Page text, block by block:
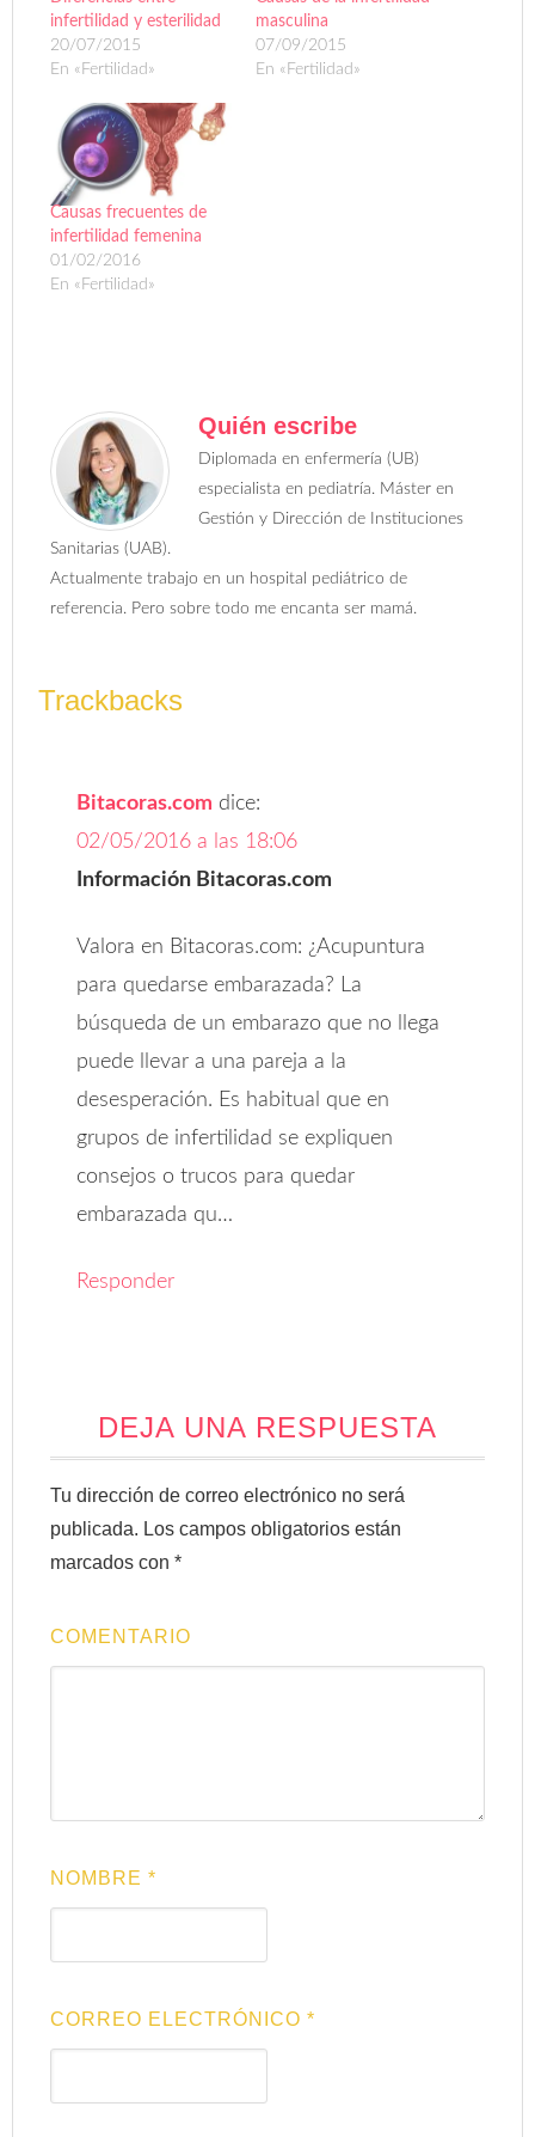
infertilidad y esterilidad
20/07/2015
En «Fertilidad»
masculina
07/09/2015
En «Fertilidad»
Causas frecuentes de
infertilidad femenina
01/02/2016
En «Fertilidad»
Quién escribe
Diplomada en enfermería (UB)
especialista en pediatría. Máster en
Gestión y Dirección de Instituciones
Sanitarias (UAB).
Actualmente trabajo en un hospital pediátrico de
referencia. Pero sobre todo me encanta ser mamá.
Trackbacks
Bitacoras.com dice:
02/05/2016 a las 18:06
Información Bitacoras.com
Valora en Bitacoras.com: ¿Acupuntura
para quedarse embarazada? La
búsqueda de un embarazo que no llega
puede llevar a una pareja a la
desesperación. Es habitual que en
grupos de infertilidad se expliquen
consejos o trucos para quedar
embarazada qu…
Responder
DEJA UNA RESPUESTA
Tu dirección de correo electrónico no será
publicada. Los campos obligatorios están
marcados con*
COMENTARIO
NOMBRE*
CORREO ELECTRÓNICO*